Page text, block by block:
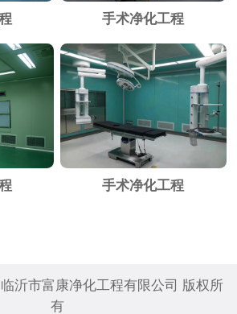
手术净化工程
手术净化工程
沂市富康净化工程有限公司 版权所
有